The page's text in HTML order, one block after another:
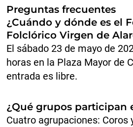
Preguntas frecuentes
¿Cuándo y dónde es el
Folclórico Virgen de
El sábado 23 de mayo de
horas en la Plaza Mayor de
entrada es libre.
¿Qué grupos participan
Cuatro agrupaciones: Coros